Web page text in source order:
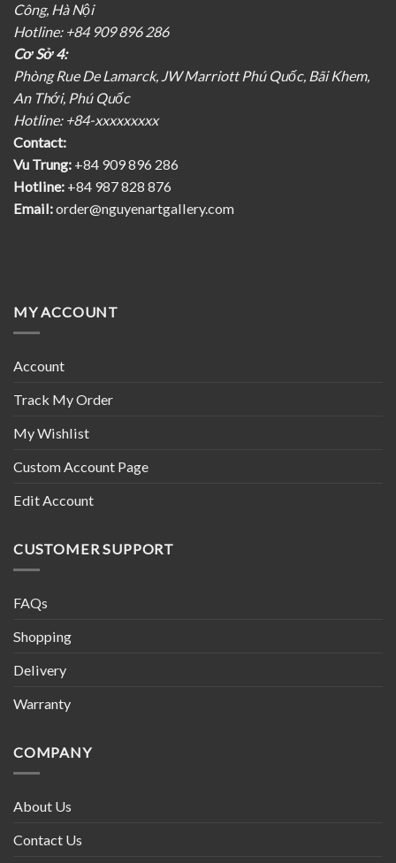
Công, Hà Nội
Hotline: +84 909 896 286
Cơ Sở 4:
Phòng Rue De Lamarck, JW Marriott Phú Quốc, Bãi Khem,
An Thới, Phú Quốc
Hotline: +84-xxxxxxxxx
Contact:
Vu Trung: +84 909 896 286
Hotline: +84 987 828 876
Email:order@nguyenartgallery.com
MY ACCOUNT
Account
Track My Order
My Wishlist
Custom Account Page
Edit Account
CUSTOMER SUPPORT
FAQs
Shopping
Delivery
Warranty
COMPANY
About Us
Contact Us